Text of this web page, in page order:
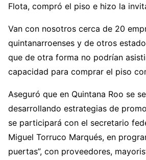
Flota, compró el piso e hizo la
Van con nosotros cerca de 20
quintanarroenses y de otros
que de otra forma no podrían
capacidad para comprar el piso
Aseguró que en Quintana Roo se
desarrollando estrategias de
se participará con el secretario
Miguel Torruco Marqués, en
puertas”, con proveedores,